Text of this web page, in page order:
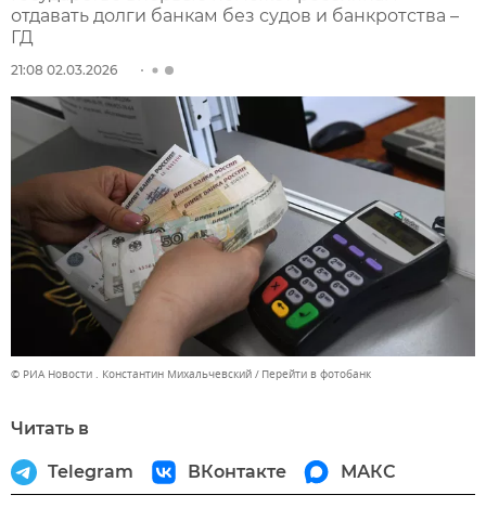
отдавать долги банкам без судов и банкротства –
ГД
21:08 02.03.2026
© РИА Новости . Константин Михальчевский Перейти в фотобанк
Читать в
Telegram ВКонтакте МАКС